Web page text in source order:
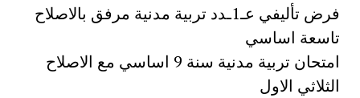
فرض تأليفي عـ1ـدد تربية مدنية مرفق بالاصلاح
تاسعة اساسي
امتحان تربية مدنية سنة 9 اساسي مع الاصلاح
الثلاثي الاول